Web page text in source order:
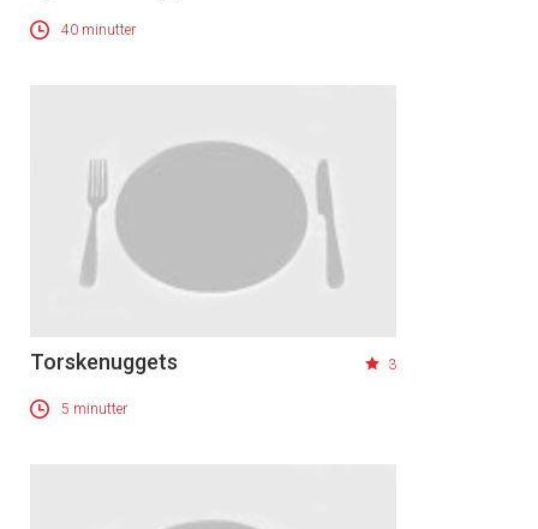
40 minutter
Torskenuggets 3
5 minutter